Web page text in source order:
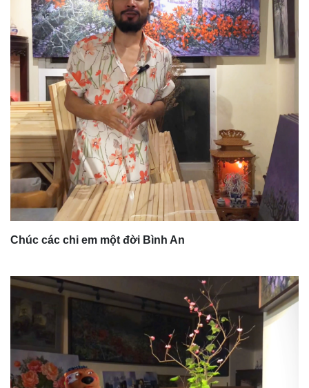
Chúc các chi em một đời Bình An